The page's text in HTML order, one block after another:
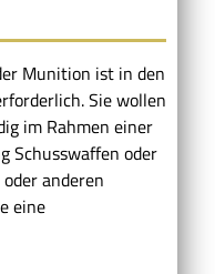
Munition ist in den
Sie wollen
im Rahmen einer
Schusswaffen oder
anderen
eine